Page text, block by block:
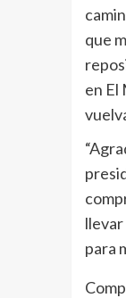
que
en El
para